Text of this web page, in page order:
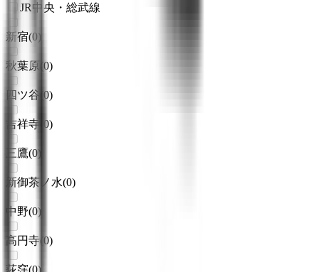
JR中央・総武線
新宿(0)
秋葉原 (0)
四ツ谷 0)
吉祥寺 0)
三鷹(0)
新御茶ノ水(0)
中野(0)
高円寺( 0)